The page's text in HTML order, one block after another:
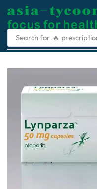
Search for 🔥